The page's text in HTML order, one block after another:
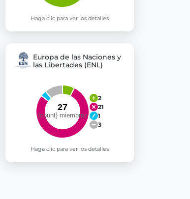
Haga clic para ver los detalles
Europa de las Naciones y
las Libertades (ENL)
2
21
1
3
Haga clic para ver los detalles